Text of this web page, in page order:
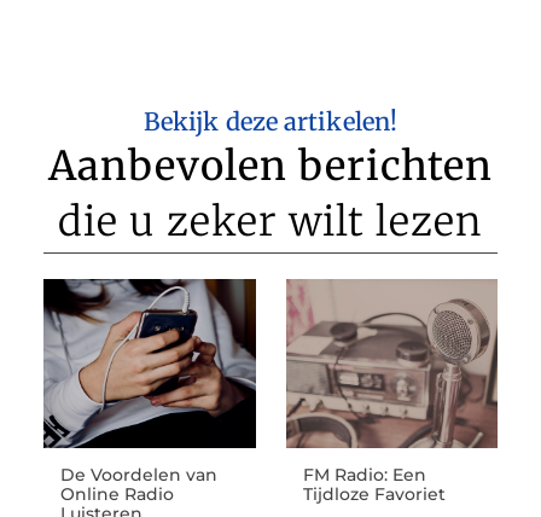
Bekijk deze artikelen!
Aanbevolen berichten
die u zeker wilt lezen
De Voordelen van
Online Radio
FM Radio: Een
Tijdloze Favoriet